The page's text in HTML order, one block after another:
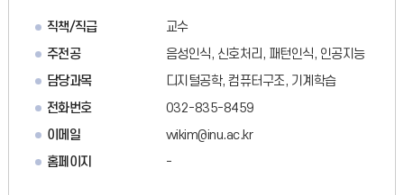
직책/직급
교수
주전공
음성인식, 신호처리, 패턴인식, 인공지능
담당과목
디지털공학, 컴퓨터구조, 기계학습
전화번호
032-835-8459
이메일
wikim@inu.ac.kr
홈페이지
-